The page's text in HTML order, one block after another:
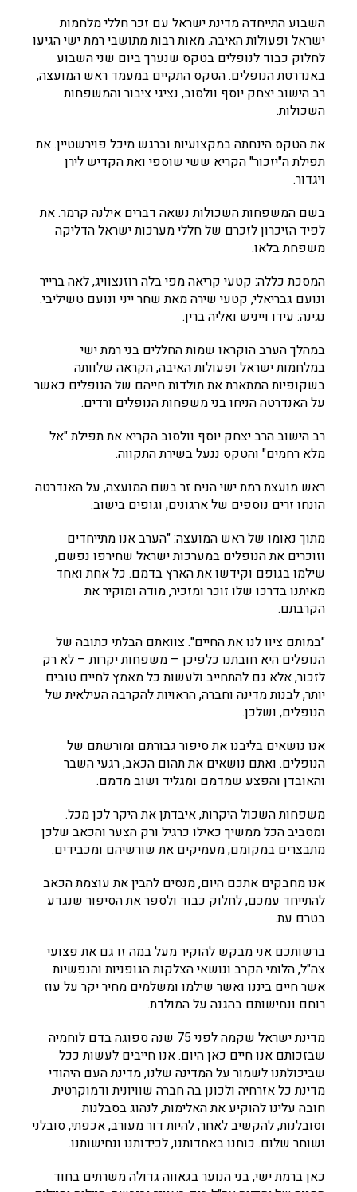
השבוע התייחדה מדינת ישראל עם זכר חללי מלחמות
ישראל ופעולות האיבה. מאות רבות מתושבי רמת ישי הגיעו
לחלוק כבוד לנופלים בטקס שנערך ביום שני השבוע
באנדרטת הנופלים. הטקס התקיים במעמד ראש המועצה,
רב הישוב יצחק יוסף וולסוב, נציגי ציבור והמשפחות
השכולות.
את הטקס הינחתה במקצועיות וברגש מיכל פוירשטיין. את
תפילת ה"יזכור" הקריא ששי שוספי ואת הקדיש לירן
ויגדור.
בשם המשפחות השכולות נשאה דברים אילנה קרמר. את
לפיד הזיכרון לזכרם של חללי מערכות ישראל הדליקה
משפחת בלאו.
המסכת כללה: קטעי קריאה מפי בלה רוזנצוויג, לאה ברייר
ונועם גבריאלי, קטעי שירה מאת שחר ייני ונועם טשיליבי.
נגינה: עידו וייניש ואליה ברין.
במהלך הערב הוקראו שמות החללים בני רמת ישי
במלחמות ישראל ופעולות האיבה, הקראה שלוותה
בשקופיות המתארת את תולדות חייהם של הנופלים כאשר
על האנדרטה הניחו בני משפחות הנופלים ורדים.
רב הישוב הרב יצחק יוסף וולסוב הקריא את תפילת "אל
מלא רחמים" והטקס ננעל בשירת התקווה.
ראש מועצת רמת ישי הניח זר בשם המועצה, על האנדרטה
הונחו זרים נוספים של ארגונים, וגופים בישוב.
מתוך נאומו של ראש המועצה: "הערב אנו מתייחדים
וזוכרים את הנופלים במערכות ישראל שחירפו נפשם,
שילמו בגופם וקידשו את הארץ בדמם. כל אחת ואחד
מאיתנו בדרכו שלו זוכר ומזכיר, מודה ומוקיר את
הקרבתם.
"במותם ציוו לנו את החיים". צוואתם הבלתי כתובה של
הנופלים היא חובתנו כלפיכן – משפחות יקרות – לא רק
לזכור, אלא גם להתחייב ולעשות כל מאמץ לחיים טובים
יותר, לבנות מדינה וחברה, הראויות להקרבה העילאית של
הנופלים, ושלכן.
אנו נושאים בליבנו את סיפור גבורתם ומורשתם של
הנופלים. ואתם נושאים את תהום הכאב, רגעי השבר
והאובדן והפצע שמדמם ומגליד ושוב מדמם.
משפחות השכול היקרות, איבדתן את היקר לכן מכל.
ומסביב הכל ממשיך כאילו כרגיל ורק הצער והכאב שלכן
מתבצרים במקומם, מעמיקים את שורשיהם ומכבידים.
אנו מחבקים אתכם היום, מנסים להבין את עוצמת הכאב
להתייחד עמכם, לחלוק כבוד ולספר את הסיפור שנגדע
בטרם עת.
ברשותכם אני מבקש להוקיר מעל במה זו גם את פצועי
צה"ל, הלומי הקרב ונושאי הצלקות הגופניות והנפשיות
אשר חיים ביננו ואשר שילמו ומשלמים מחיר יקר על עוז
רוחם ונחישותם בהגנה על המולדת.
מדינת ישראל שקמה לפני 75 שנה ספוגה בדם לוחמיה
שבזכותם אנו חיים כאן היום. אנו חייבים לעשות ככל
שביכולתנו לשמור על המדינה שלנו, מדינת העם היהודי
מדינת כל אזרחיה ולכונן בה חברה שוויונית ודמוקרטית.
חובה עלינו להוקיע את האלימות, לנהוג בסבלנות
וסובלנות, להקשיב לאחר, להיות דור מעורב, אכפתי, סובלני
ושוחר שלום. כוחנו באחדותנו, לכידותנו ונחישותנו.
כאן ברמת ישי, בני הנוער בגאווה גדולה משרתים בחוד